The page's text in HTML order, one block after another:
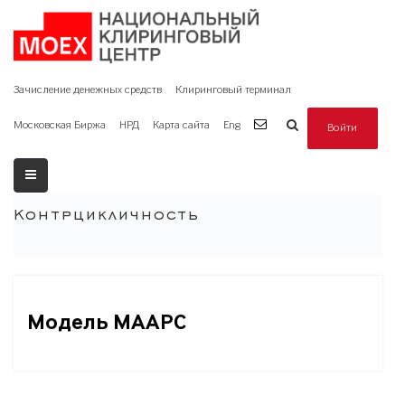
Зачисление денежных средств Клиринговый терминал
Московская Биржа НРД Карта сайта Eng Войти
Контрцикличность
Модель MAAPC